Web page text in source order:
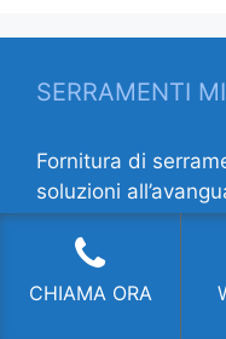
SERRAMENTI
Fornitura di
soluzioni
informazioni!
INDIRIZZO:
V.le Lombardia 63
CHIAMA ORA